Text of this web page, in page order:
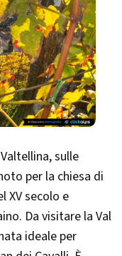
sulle
per la chiesa di
XV secolo e
Da visitare la Val
ideale per